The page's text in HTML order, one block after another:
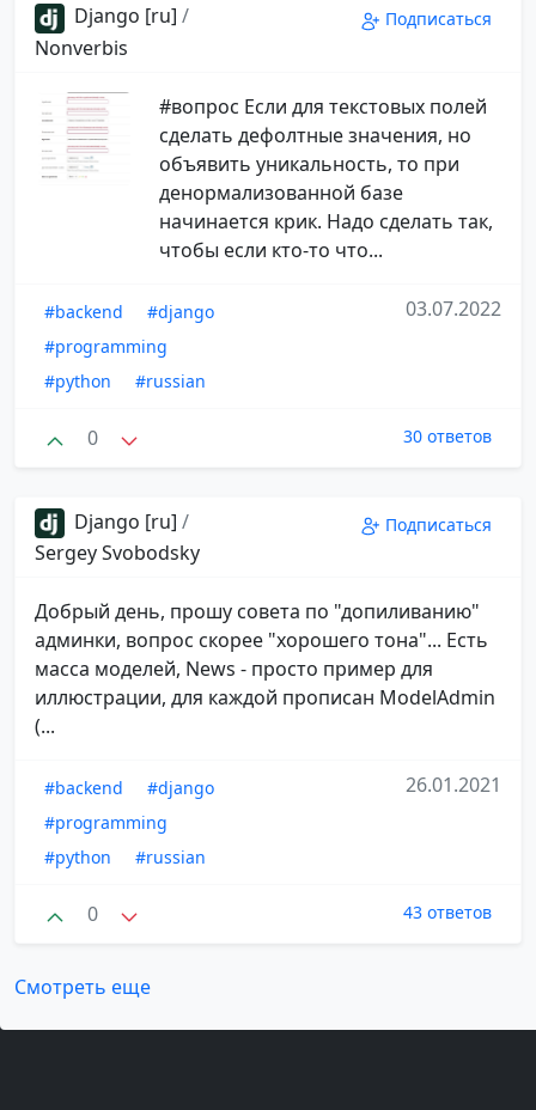
Django [ru] /
Nonverbis
Подписаться
#вопрос Если для текстовых полей
сделать дефолтные значения, но
объявить уникальность, то при
денормализованной базе
начинается крик. Надо сделать так,
чтобы если кто-то что...
#backend
#django
#programming
#python
#russian
03.07.2022
0 30 ответов
Django [ru] /
Sergey Svobodsky
Подписаться
Добрый день, прошу совета по "допиливанию"
админки, вопрос скорее "хорошего тона"... Есть
масса моделей, News - просто пример для
иллюстрации, для каждой прописан ModelAdmin
(...
#backend
#django
#programming
#python
#russian
26.01.2021
0 43 ответов
Смотреть еще